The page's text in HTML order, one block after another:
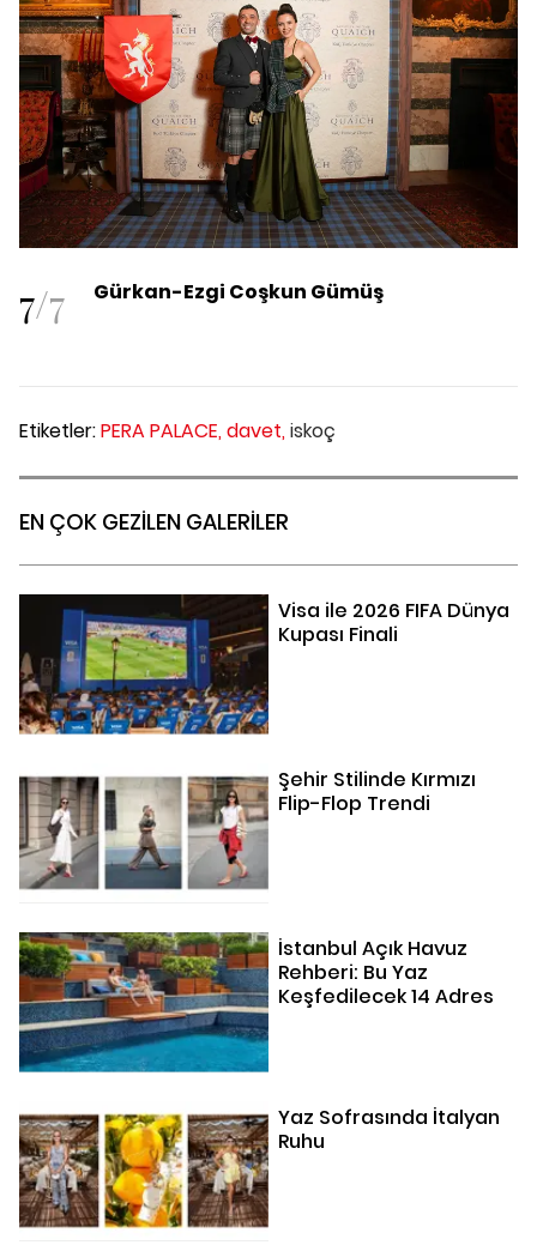
7/7 Gürkan-Ezgi Coşkun Gümüş
Etiketler:PERA PALACE,davet,iskoç
EN ÇOK GEZİLEN GALERİLER
Visa ile 2026 FIFA Dünya
Kupası Finali
Şehir Stilinde Kırmızı
Flip-Flop Trendi
İstanbul Açık Havuz
Rehberi: Bu Yaz
Keşfedilecek 14 Adres
Yaz Sofrasında İtalyan
Ruhu